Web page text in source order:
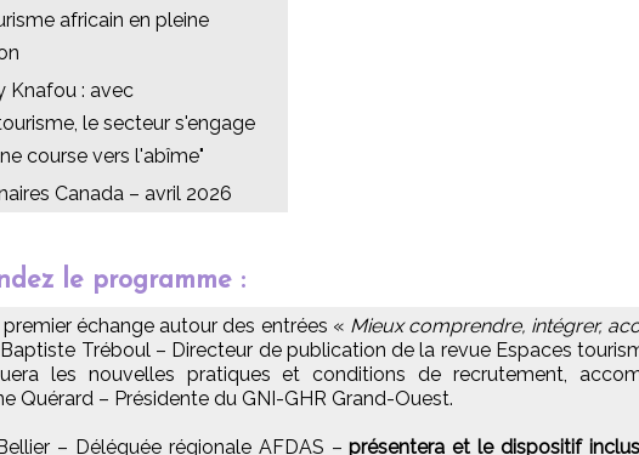
africain en pleine
Knafou : avec
le secteur s'engage
course vers l'abîme"
Canada – avril 2026
le programme :
échange autour des entrées « Mieux comprendre, intégrer,
Tréboul – Directeur de publication de la revue Espaces
les nouvelles pratiques et conditions de recrutement,
Quérard – Présidente du GNI-GHR Grand-Ouest.
– Déléguée régionale AFDAS –présentera et le dispositif